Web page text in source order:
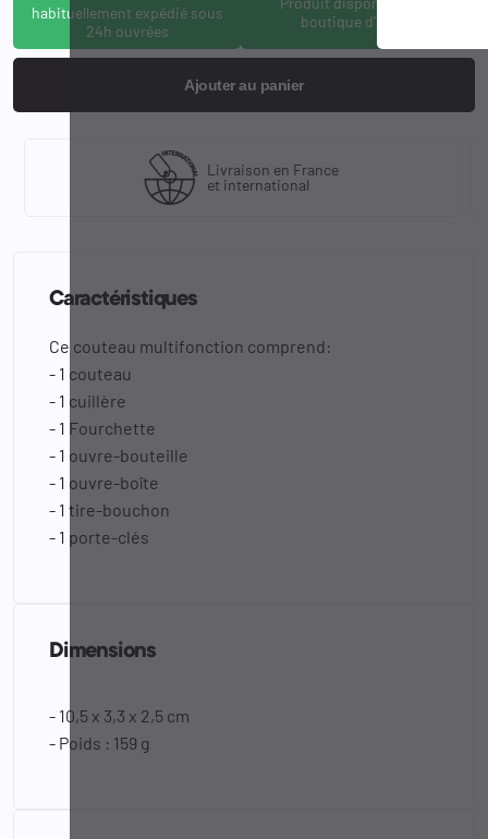
habituellement expédié sous
24h ouvrées
boutique d'Osny
Ajouter au panier
Livraison en France
et international
Caractéristiques
Ce couteau multifonction comprend:
- 1 couteau
- 1 cuillère
- 1 Fourchette
- 1 ouvre-bouteille
- 1 ouvre-boîte
- 1 tire-bouchon
- 1 porte-clés
Dimensions
- 10,5 x 3,3 x 2,5 cm
- Poids : 159 g